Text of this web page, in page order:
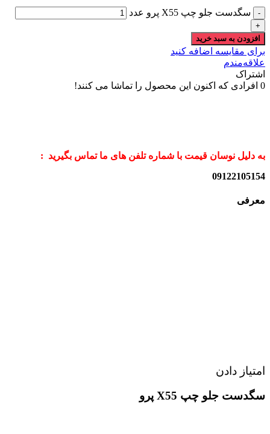
سگدست جلو چپ X55 پرو عدد
افزودن به سبد خرید
برای مقایسه اضافه کنید
علاقه‌مندم
اشتراک
0 افرادی که اکنون این محصول را تماشا می کنند!
به دلیل نوسان قیمت با شماره تلفن های ما تماس بگیرید :
09122105154
معرفی
امتیاز دادن
سگدست جلو چپ X55 پرو